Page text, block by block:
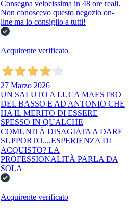
Consegna velocissima in 48 ore reali.
Non conoscevo questo negozio on-
line ma lo consiglio a tutti!
Acquirente verificato
27 Marzo 2026
UN SALUTO A LUCA MAESTRO
DEL BASSO E AD ANTONIO CHE
HA IL MERITO DI ESSERE
SPESSO IN QUALCHE
COMUNITÀ DISAGIATA A DARE
SUPPORTO....ESPERIENZA DI
ACQUISTO? LA
PROFESSIONALITÀ PARLA DA
SOLA
Acquirente verificato